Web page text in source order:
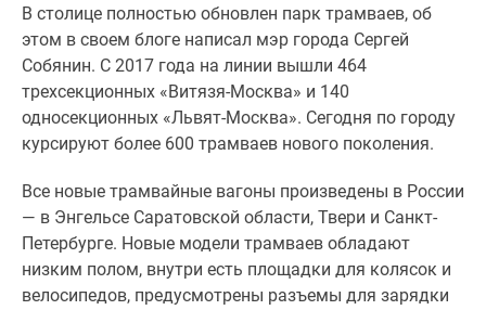
Специальные
предложения
Коммерческие
помещения
Продавцы
застройщики
Панорамы
новостроек
Видеообзор
В столице полностью обновлен парк трамваев, об
этом в своем блоге написал мэр города Сергей
Собянин. С 2017 года на линии вышли 464
трехсекционных «Витязя-Москва» и 140
односекционных «Львят-Москва». Сегодня по городу
курсируют более 600 трамваев нового поколения.
Все новые трамвайные вагоны произведены в России
— в Энгельсе Саратовской области, Твери и Санкт-
Петербурге. Новые модели трамваев обладают
низким полом, внутри есть площадки для колясок и
велосипедов, предусмотрены разъемы для зарядки